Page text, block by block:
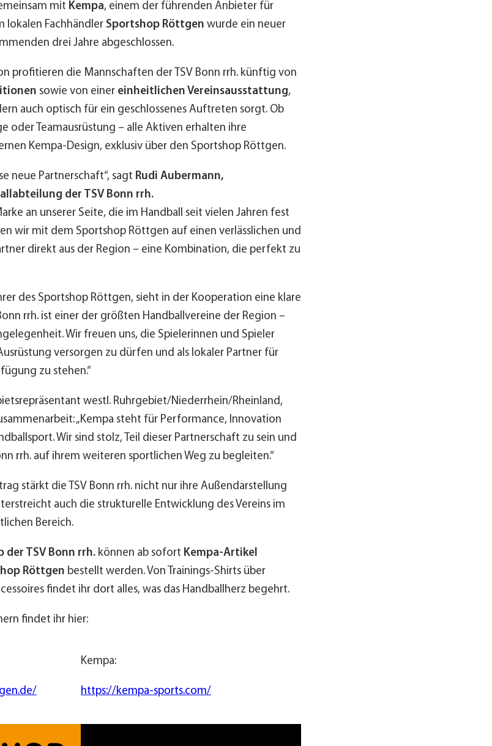
mit Kempa, einem der führenden Anbieter für
lokalen Fachhändler Sportshop Röttgen wurde ein neuer
drei Jahre abgeschlossen.
profitieren die Mannschaften der TSV Bonn rrh. künftig von
sowie von einer einheitlichen Vereinsausstattung,
auch optisch für ein geschlossenes Auftreten sorgt. Ob
oder Teamausrüstung – alle Aktiven erhalten ihre
Kempa-Design, exklusiv über den Sportshop Röttgen.
neue Partnerschaft“, sagt Rudi Aubermann,
der TSV Bonn rrh.
an unserer Seite, die im Handball seit vielen Jahren fest
wir mit dem Sportshop Röttgen auf einen verlässlichen und
direkt aus der Region – eine Kombination, die perfekt zu
des Sportshop Röttgen, sieht in der Kooperation eine klare
rrh. ist einer der größten Handballvereine der Region –
Wir freuen uns, die Spielerinnen und Spieler
versorgen zu dürfen und als lokaler Partner für
zu stehen.“
westl. Ruhrgebiet/Niederrhein/Rheinland,
„Kempa steht für Performance, Innovation
Wir sind stolz, Teil dieser Partnerschaft zu sein und
rrh. auf ihrem weiteren sportlichen Weg zu begleiten.“
stärkt die TSV Bonn rrh. nicht nur ihre Außendarstellung
auch die strukturelle Entwicklung des Vereins im
Bereich.
der TSV Bonn rrh. können ab sofort Kempa-Artikel
Röttgen bestellt werden. Von Trainings-Shirts über
findet ihr dort alles, was das Handballherz begehrt.
findet ihr hier:
Kempa:
https://kempa-sports.com/